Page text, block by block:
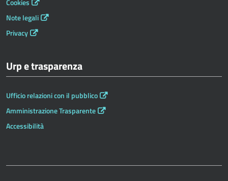
Cookies
Note legali
Privacy
Urp e trasparenza
Ufficio relazioni con il pubblico
Amministrazione Trasparente
Accessibilità